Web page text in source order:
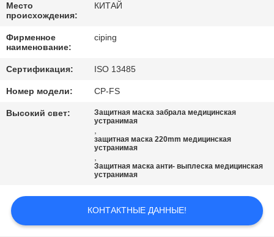
PRIVACY
POLICY
Место
происхождения:
КИТАЙ
Фирменное
наименование:
ciping
Сертификация: ISO 13485
Номер модели: CP-FS
Высокий свет:
Защитная маска забрала медицинская
устранимая
,
защитная маска 220mm медицинская
устранимая
,
Защитная маска анти- выплеска медицинская
устранимая
КОНТАКТНЫЕ ДАННЫЕ!